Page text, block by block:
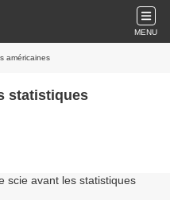
MENU
américaines
statistiques